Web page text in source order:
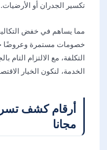
تكسير الجدران أو الأرضيات.
مما يساهم في خفض
خصومات مستمرة وعروضًا
التكلفة، مع الالتزام التام
الخدمة، لنكون الخيار
أرقام كشف
مجانا